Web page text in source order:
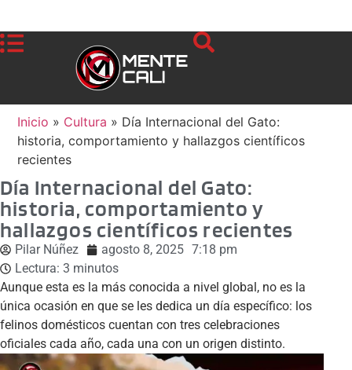
Inicio » Cultura » Día Internacional del Gato:
historia, comportamiento y hallazgos científicos
recientes
Día Internacional del Gato:
historia, comportamiento y
hallazgos científicos recientes
Pilar Núñez agosto 8, 2025 7:18 pm
Lectura: 3 minutos
Aunque esta es la más conocida a nivel global, no es la
única ocasión en que se les dedica un día específico: los
felinos domésticos cuentan con tres celebraciones
oficiales cada año, cada una con un origen distinto.